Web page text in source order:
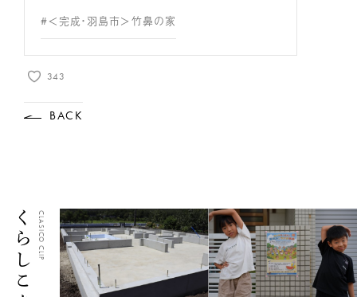
#＜完成・羽島市＞竹鼻の家
343
BACK
CLASICO CLIP